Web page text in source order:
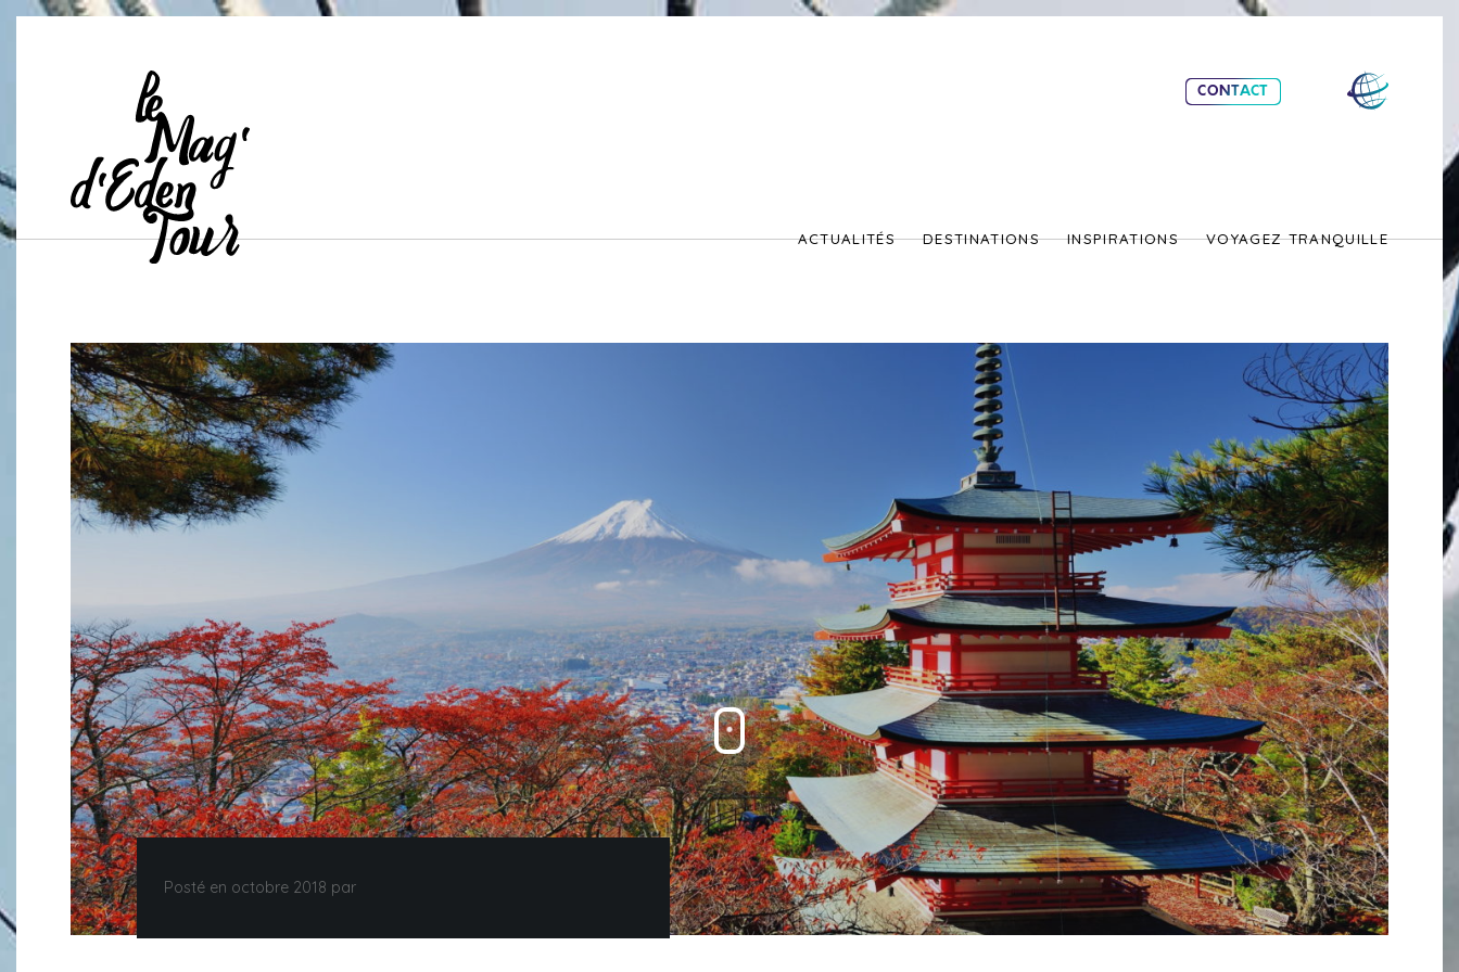
ACTUALITÉS DESTINATIONS INSPIRATIONS VOYAGEZ TRANQUILLE
CONTACT
Posté en octobre 2018 par